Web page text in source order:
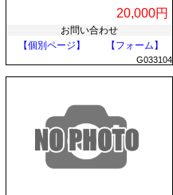
20,000円
お問い合わせ
【個別ページ】
【フォーム】
G033104